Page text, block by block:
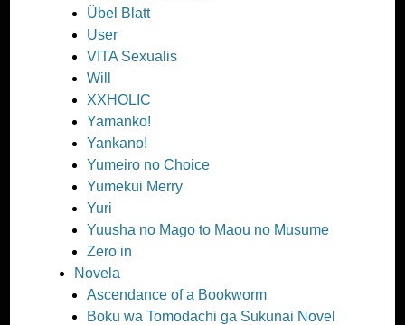
Übel Blatt
User
VITA Sexualis
Will
XXHOLIC
Yamanko!
Yankano!
Yumeiro no Choice
Yumekui Merry
Yuri
Yuusha no Mago to Maou no Musume
Zero in
Novela
Ascendance of a Bookworm
Boku wa Tomodachi ga Sukunai Novel